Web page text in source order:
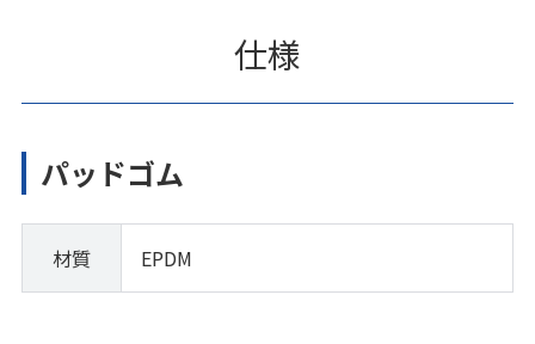
仕様
パッドゴム
材質 EPDM